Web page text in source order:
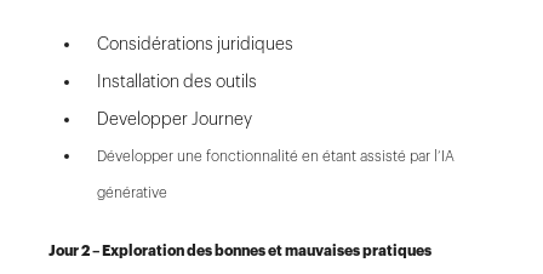
Considérations juridiques
Installation des outils
Developper Journey
Développer une fonctionnalité en étant assisté par l’IA
générative
Jour 2 – Exploration des bonnes et mauvaises pratiques